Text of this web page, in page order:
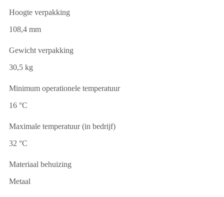
Hoogte verpakking
108,4 mm
Gewicht verpakking
30,5 kg
Minimum operationele temperatuur
16 °C
Maximale temperatuur (in bedrijf)
32 °C
Materiaal behuizing
Metaal